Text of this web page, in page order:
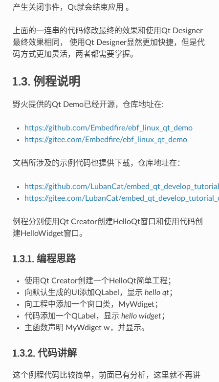
产生关闭事件，Qt就会结束应用 。
上面的一连串的代码修改最终的效果和使用Qt Designer
最终效果相同， 使用Qt Designer显然更加快捷，但是代
码方式更加灵活，两者都需要掌握。
1.3. 例程说明
野火提供的Qt Demo已经开源，仓库地址在:
https://github.com/Embedfire/ebf_linux_qt_demo
https://gitee.com/Embedfire/ebf_linux_qt_demo
文档所涉及的示例代码也提供下载，仓库地址在：
https://github.com/LubanCat/
https://gitee.com/LubanCat/
例程分别使用Qt Creator创建HelloQt窗口和使用代码创
建HelloWidget窗口。
1.3.1. 编程思路
使用Qt Creator创建一个HelloQt简单工程；
向默认生成的UI添加QLabel，显示 hello qt；
向工程中添加一个窗口类，MyWdiget；
代码添加一个QLabel，显示 hello widget；
主函数声明 MyWdiget w，并显示。
1.3.2. 代码讲解
这个例程代码比较简单，前面已有分析，这里就不再讲